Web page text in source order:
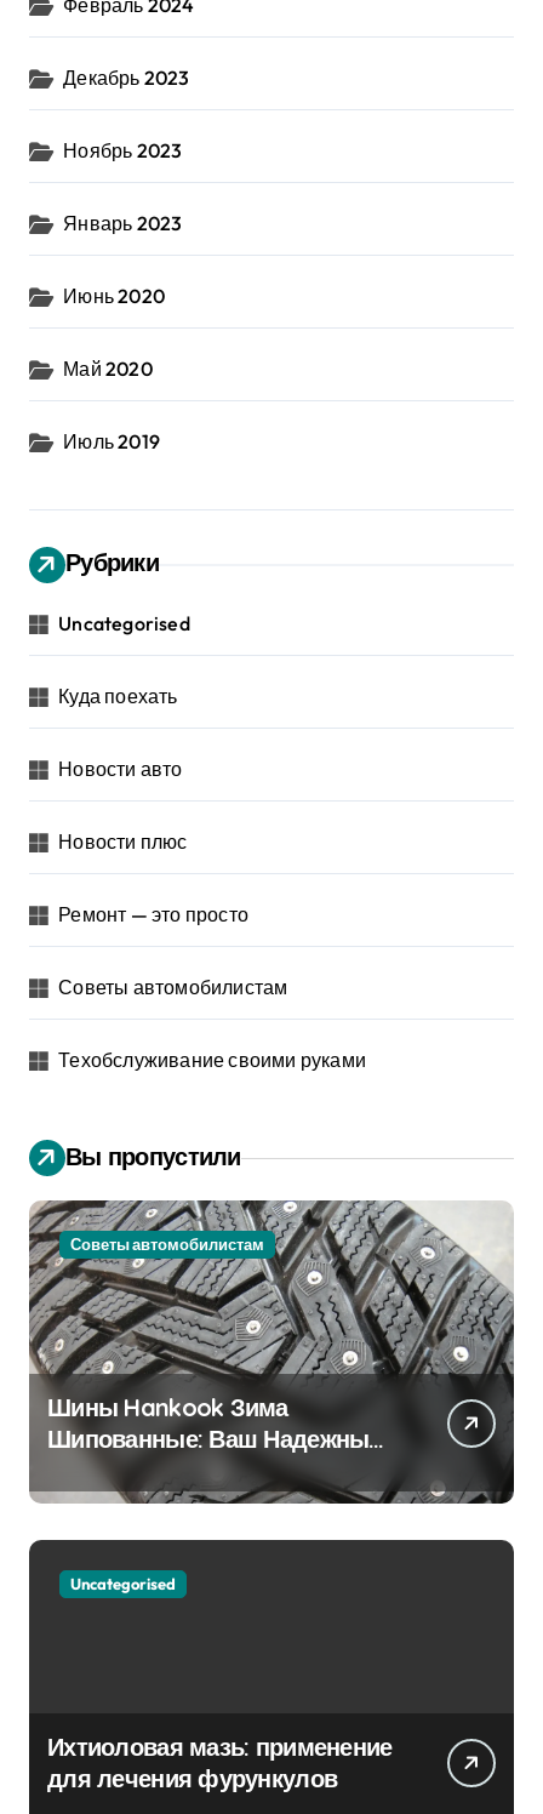
Февраль 2024
Декабрь 2023
Ноябрь 2023
Январь 2023
Июнь 2020
Май 2020
Июль 2019
Рубрики
Uncategorised
Куда поехать
Новости авто
Новости плюс
Ремонт — это просто
Советы автомобилистам
Техобслуживание своими руками
Вы пропустили
Советы автомобилистам
Шины Hankook Зима
Шипованные: Ваш Надежный
Партнёр на Снежных Дорогах
Uncategorised
Ихтиоловая мазь: применение
для лечения фурункулов